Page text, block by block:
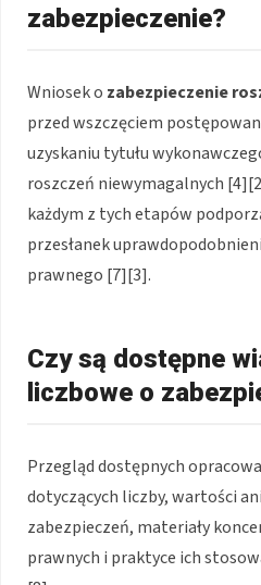
zabezpieczenie?
Wniosek o zabezpieczenie
przed wszczęciem
uzyskaniu tytułu
roszczeń niewymagalnych
każdym z tych etapów
przesłanek
prawnego [7][3].
Czy są dostępne
liczbowe o
Przegląd dostępnych
dotyczących liczby, wartości
zabezpieczeń, materiały
prawnych i praktyce ich